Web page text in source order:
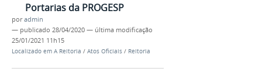
Portarias da PROGESP
poradmin
— publicado 28/04/2020 — última modificação
25/01/2021 11h15
Localizado em A Reitoria / Atos Oficiais / Reitoria